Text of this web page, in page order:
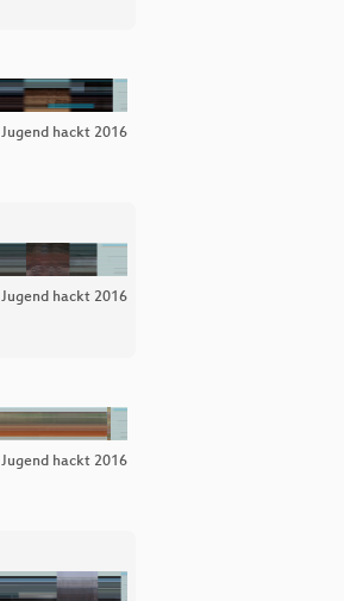
Jugend hackt 2016
Jugend hackt 2016
Jugend hackt 2016